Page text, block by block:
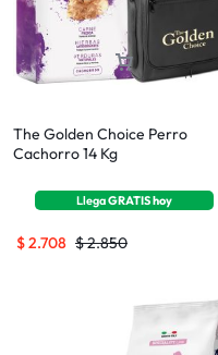
The Golden Choice Perro
Cachorro 14 Kg
LlegaGRATIShoy
$2.850
$2.708